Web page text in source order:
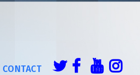
CONTACT